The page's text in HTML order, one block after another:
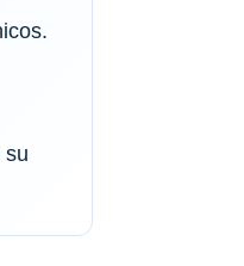
su